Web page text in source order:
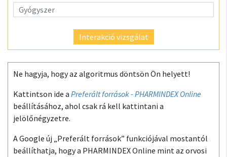
Interakció vizsgálat
Ne hagyja, hogy az algoritmus döntsön Ön helyett!
Kattintson ide a Preferált források - PHARMINDEX Online
beállításához, ahol csak rá kell kattintani a
jelölőnégyzetre.
A Google új „Preferált források” funkciójával mostantól
beállíthatja, hogy a PHARMINDEX Online mint az orvosi